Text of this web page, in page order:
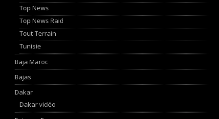
Top News
Top News Raid
Tout-Terrain
Tunisie
Baja Maroc
Bajas
Dakar
Dakar vidéo